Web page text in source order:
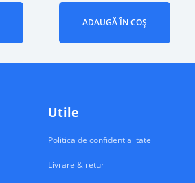
ADAUGĂ ÎN COȘ
Utile
Politica de confidentialitate
Livrare & retur